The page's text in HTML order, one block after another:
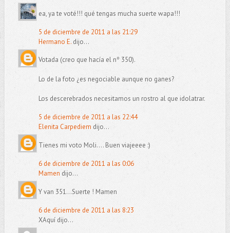
ea, ya te voté!!! qué tengas mucha suerte wapa!!!
5 de diciembre de 2011 a las 21:29
Hermano E.dijo...
Votada (creo que hacía el nº 350).
Lo de la foto ¿es negociable aunque no ganes?
Los descerebrados necesitamos un rostro al que idolatrar.
5 de diciembre de 2011 a las 22:44
Elenita Carpediem dijo...
Tienes mi voto Moli.... Buen viajeeee :)
6 de diciembre de 2011 a las 0:06
Mamen dijo...
Y van 351...Suerte ! Mamen
6 de diciembre de 2011 a las 8:23
XAquí dijo...